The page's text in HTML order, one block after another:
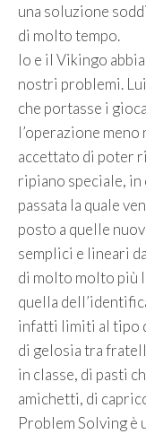
una soluzione
di molto tempo.
Io e il Vikingo
nostri problemi.
che portasse i
l’operazione
accettato di poter
ripiano speciale, in
passata la quale
posto a quelle
semplici e lineari
di molto molto più
quella
infatti limiti al tipo
di gelosia tra
in classe, di pasti
amichetti, di
Problem Solving è